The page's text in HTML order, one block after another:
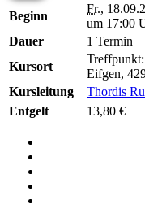
Beginn
Fr.,
um 17:00
Dauer
1 Termin
Kursort
Eifgen,
Kursleitung
Thordis
Entgelt
13,80 €